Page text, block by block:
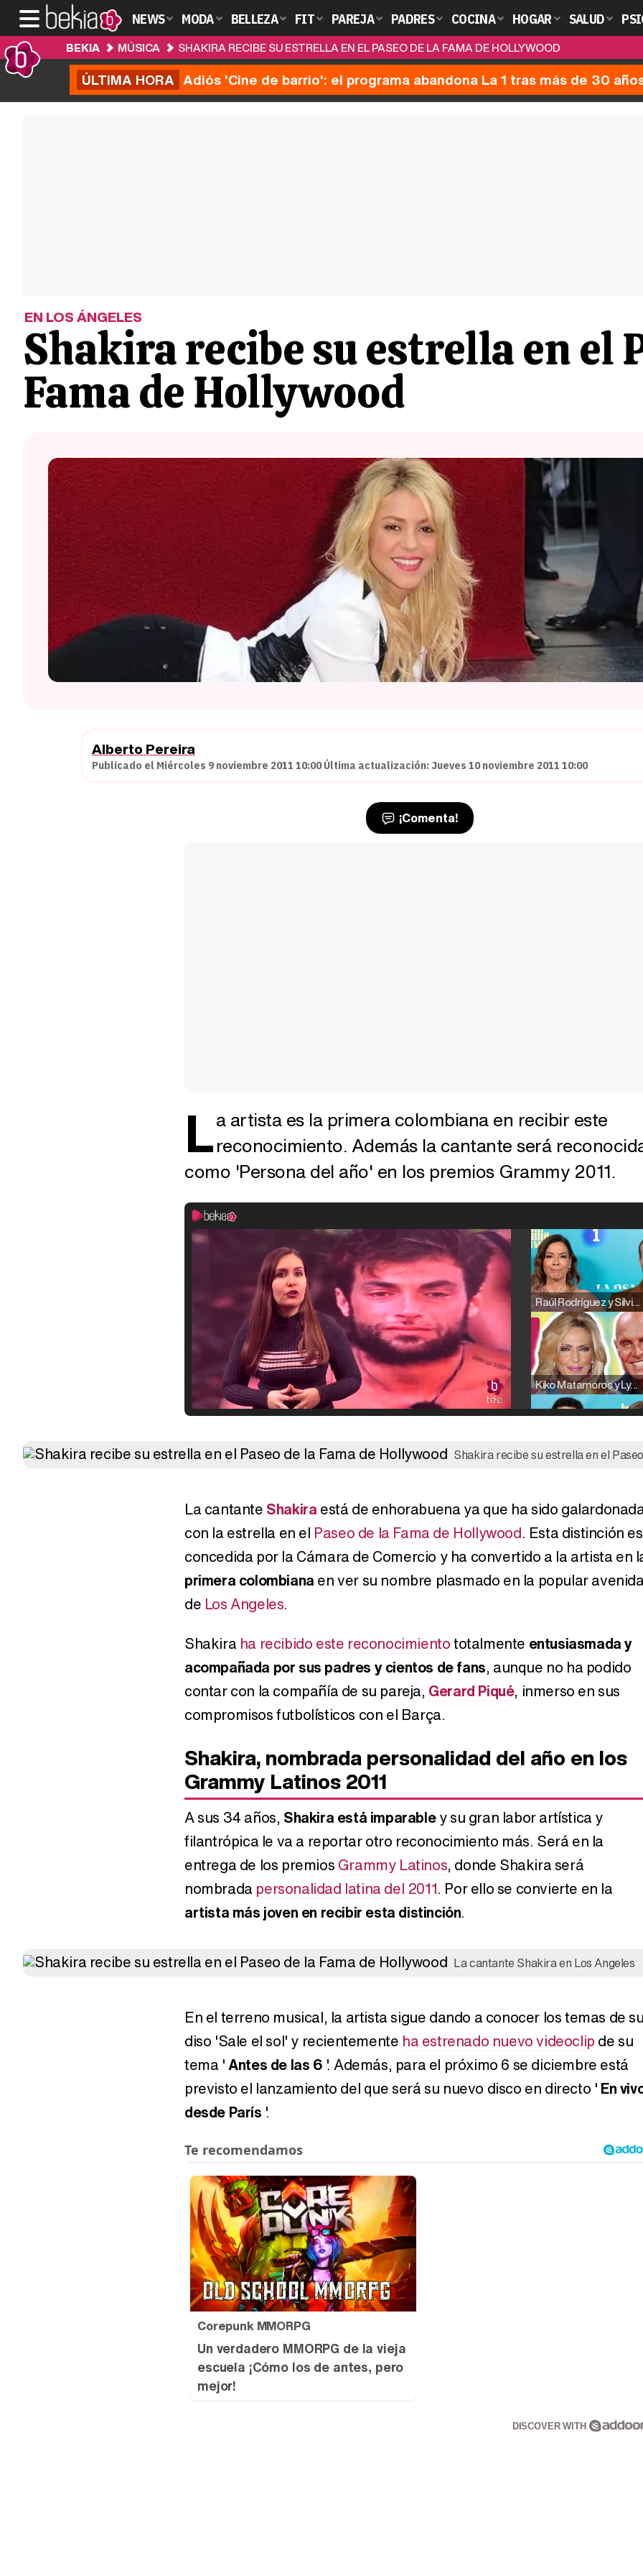
NEWS MODA BELLEZA FIT PAREJA PADRES COCINA HOGAR SALUD
BEKIA MÚSICA SHAKIRA RECIBE SU ESTRELLA EN EL PASEO DE LA FAMA DE HOLLYWOOD
ÚLTIMA HORA Adiós 'Cine de barrio': el programa abandona La 1 tras más de 30
EN LOS ÁNGELES
Shakira recibe su estrella en el
Fama de Hollywood
Alberto Pereira
Publicado el Miércoles 9 noviembre 2011 10:00 Última actualización: Jueves 10 noviembre 2011 10:00
¡Comenta!
La artista es la primera colombiana en recibir este
reconocimiento. Además la cantante será
como 'Persona del año' en los premios Grammy 2011.
Raúl Rodríguez y Silvia Taulés nos cuentan su papel en 'La familia de la tele'
Kiko Matamoros y Lydia Lozano: "Nuestro público es de todas las edades y RTVE tiene un público muy pegado a las novelas, al que tenemos que captar"
Así se tomó Felipe VI que la Infanta Sofía no quisiera recibir formación militar
Magdalena de Suecia responde a las críticas y explica por qué le han permitido lanzar su propio negocio
Shakira recibe su estrella en el
La cantante Shakira está de enhorabuena ya que ha sido
con la estrella en el Paseo de la Fama de Hollywood. Esta distinción es
concedida por la Cámara de Comercio y ha convertido a la artista en
primera colombiana en ver su nombre plasmado en la popular
de Los Angeles.
Shakira ha recibido este reconocimientototalmente entusiasmada y
acompañada por sus padres y cientos de fans, aunque no ha podido
contar con la compañía de su pareja, Gerard Piqué, inmerso en sus
compromisos futbolísticos con el Barça.
Shakira, nombrada personalidad del año en los
Grammy Latinos 2011
A sus 34 años, Shakira está imparabley su gran labor artística y
filantrópica le va a reportar otro reconocimiento más. Será en la
entrega de los premios Grammy Latinos, donde Shakira será
nombrada personalidad latina del 2011. Por ello se convierte en la
artista más joven en recibir esta distinción.
La cantante Shakira en Los Angeles
En el terreno musical, la artista sigue dando a conocer los temas de
diso 'Sale el sol' y recientemente ha estrenado nuevo videoclip de su
tema 'Antes de las 6 '. Además, para el próximo 6 se diciembre está
previsto el lanzamiento del que será su nuevo disco en directo ' En
desde París '.
Corepunk MMORPG
Un verdadero MMORPG de la vieja
escuela ¡Cómo los de antes, pero
mejor!
DISCOVER WITH